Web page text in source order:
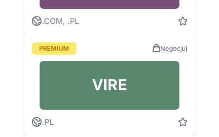
.COM, .PL
PREMIUM Negocjuj
VIRE
.PL